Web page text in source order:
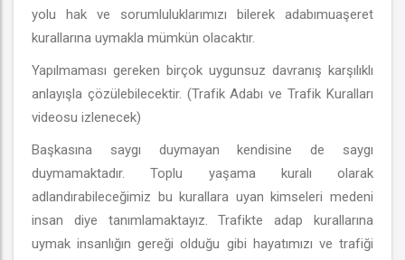
yolu hak ve sorumluluklarımızı bilerek adabımuaşeret
kurallarına uymakla mümkün olacaktır.
Yapılmaması gereken birçok uygunsuz davranış karşılıklı
anlayışla çözülebilecektir. (Trafik Adabı ve Trafik Kuralları
videosu izlenecek)
Başkasına saygı duymayan kendisine de saygı
duymamaktadır. Toplu yaşama kuralı olarak
adlandırabileceğimiz bu kurallara uyan kimseleri medeni
insan diye tanımlamaktayız. Trafikte adap kurallarına
uymak insanlığın gereği olduğu gibi hayatımızı ve trafiği